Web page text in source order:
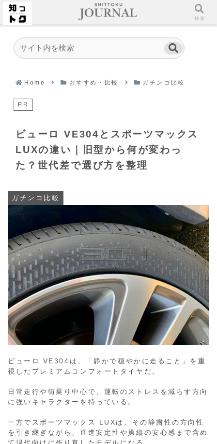
Home おすすめ・比較 ガチンコ比較
PR
ビューロ VE304とスポーツマックス
LUXの違い｜旧型から何が変わっ
た？世代差で選び方を整理
ガチンコ比較
ビューロ VE304は、「静かで穏やかに走ること」を重
視したプレミアムコンフォートタイヤだ。
日常走行や街乗り中心で、運転のストレスを減らす方向
に強いキャラクターを持っている。
一方でスポーツマックス LUXは、その静粛性の方向性
を引き継ぎながら、直進安定性や操縦の安心感まで含め
て現代向けに作り直したモデルになる。
ホーム 検索